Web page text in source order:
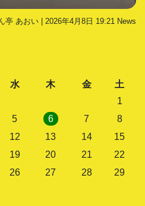
亭 あおい | 2026年4月8日 19:21 News
水 木 金
土
1
5 6 7
8
12 13 14
15
19 20 21
22
26 27 28
29